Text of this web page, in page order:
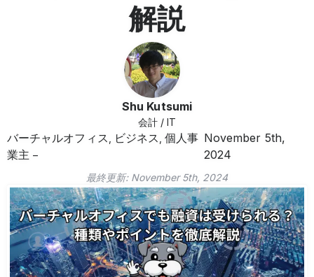
解説
Shu Kutsumi
会計 / IT
バーチャルオフィス ビジネス ,個人事
業主
November 5th,
2024
最終更新: November 5th, 2024